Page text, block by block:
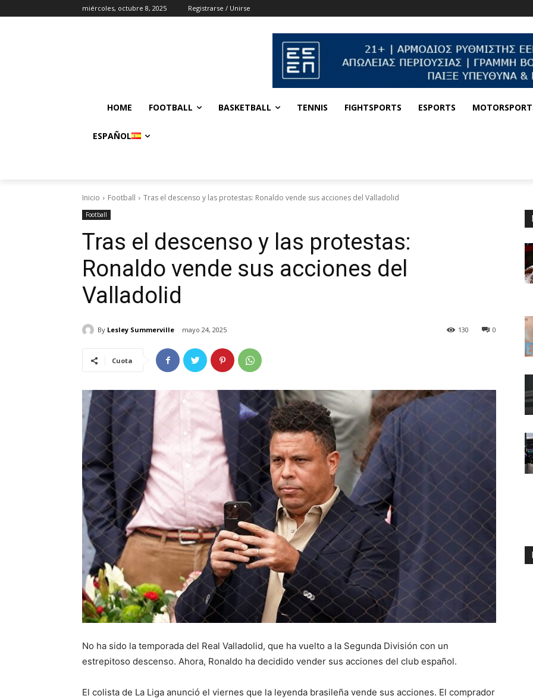
miércoles, octubre 8, 2025 Registrarse / Unirse
HOME FOOTBALL BASKETBALL TENNIS FIGHTSPORTS ESPORTS
ESPAÑOL
Inicio Football Tras el descenso y las protestas: Ronaldo vende sus acciones del Valladolid
Football
Tras el descenso y las protestas:
Ronaldo vende sus acciones del
Valladolid
By Lesley Summerville mayo 24, 2025 0
130
Cuota
No ha sido la temporada del Real Valladolid, que ha vuelto a la Segunda División con un
estrepitoso descenso. Ahora, Ronaldo ha decidido vender sus acciones del club español.
El colista de La Liga anunció el viernes que la leyenda brasileña vende sus acciones. El comprador